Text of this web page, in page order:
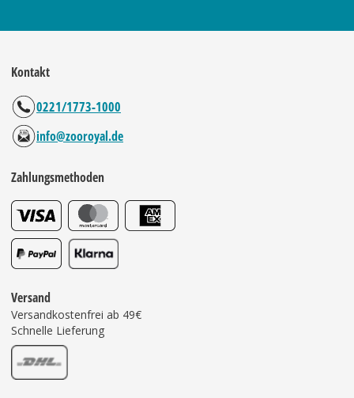
Kontakt
0221/1773-1000
info@zooroyal.de
Zahlungsmethoden
Versand
Versandkostenfrei ab 49€
Schnelle Lieferung